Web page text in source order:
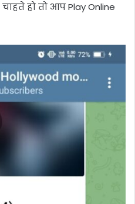
हो तो आपPlay Online